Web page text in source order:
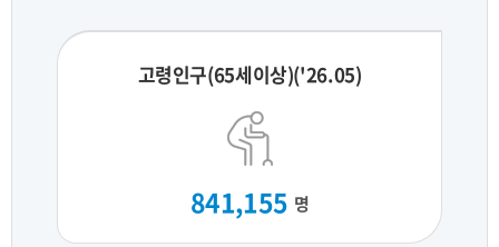
고령인구(65세이상)('26.05)
841,155 명